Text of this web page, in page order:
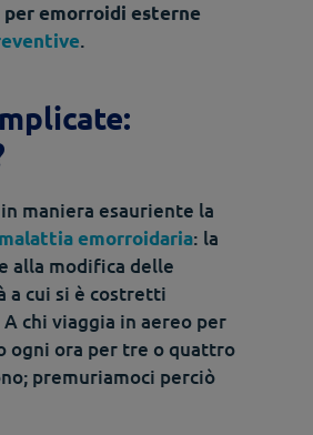
emorroidi esterne
.
maniera esauriente la
malattia emorroidaria: la
alla modifica delle
a cui si è costretti
chi viaggia in aereo per
ogni ora per tre o quattro
premuriamoci perciò